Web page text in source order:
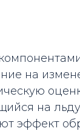
на
на
эффект